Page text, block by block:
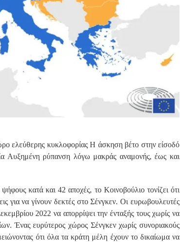
ελεύθερης κυκλοφορίας Η άσκηση βέτο στην είσοδό
Αυξημένη ρύπανση λόγω μακράς αναμονής, έως και
κατά και 42 αποχές, το Κοινοβούλιο τονίζει ότι
για να γίνουν δεκτές στο Σένγκεν. Οι ευρωβουλευτές
2022 να απορρίψει την ένταξής τους χωρίς να
Ένας ευρύτερος χώρος Σένγκεν χωρίς συνοριακούς
ότι όλα τα κράτη μέλη έχουν το δικαίωμα να